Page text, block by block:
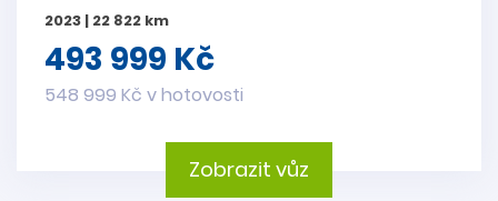
2023 | 22 822 km
493 999 Kč
548 999 Kč v hotovosti
Zobrazit vůz